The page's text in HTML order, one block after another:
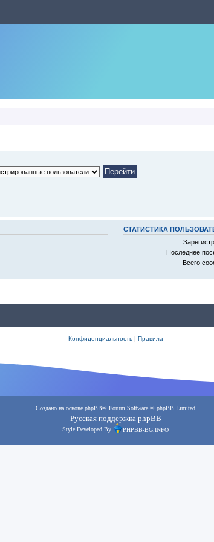
СТАТИСТИКА
Последнее
Всего
Конфиденциальность| Правила
Создано на основе phpBB® Forum Software © phpBB Limited
Русская поддержка phpBB
Style Developed By PHPBB-BG.INFO